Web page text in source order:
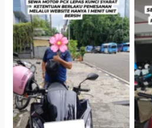
Antar Jemput Kendaraan